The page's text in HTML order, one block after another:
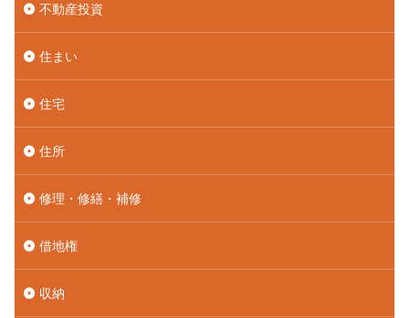
不動産投資
住まい
住宅
住所
修理・修繕・補修
借地権
収納